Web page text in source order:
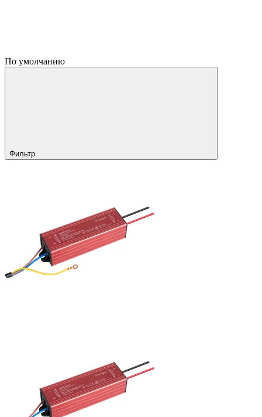
По умолчанию
Фильтр